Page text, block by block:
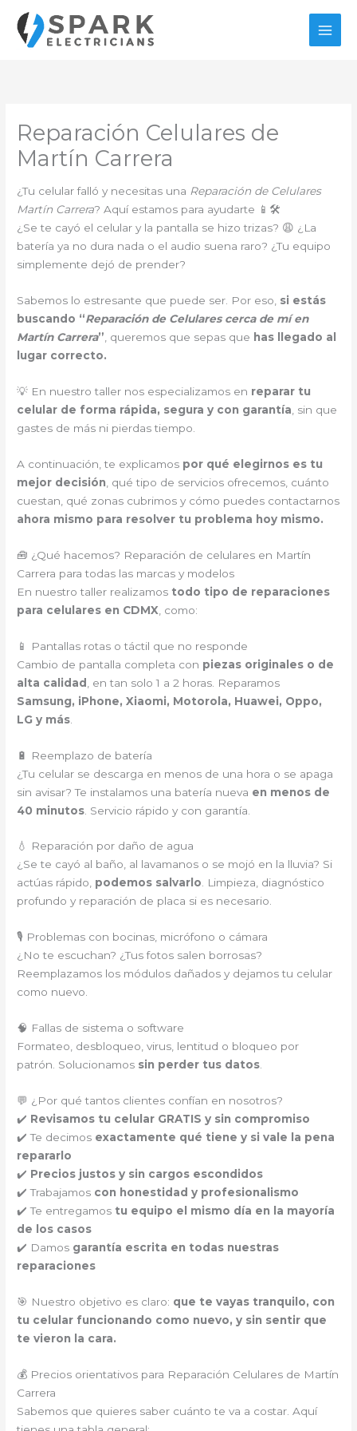
contenido
Reparación Celulares de
Martín Carrera
¿Tu celular falló y necesitas una Reparación de Celulares
Martín Carrera? Aquí estamos para ayudarte 📱🛠️
¿Se te cayó el celular y la pantalla se hizo trizas? 😩 ¿La
batería ya no dura nada o el audio suena raro? ¿Tu equipo
simplemente dejó de prender?
Sabemos lo estresante que puede ser. Por eso, si estás
buscando “Reparación de Celulares cerca de mí en
Martín Carrera” , queremos que sepas que has llegado al
lugar correcto.
💡 En nuestro taller nos especializamos en reparar tu
celular de forma rápida, segura y con garantía , sin que
gastes de más ni pierdas tiempo.
A continuación, te explicamos por qué elegirnos es tu
mejor decisión , qué tipo de servicios ofrecemos, cuánto
cuestan, qué zonas cubrimos y cómo puedes contactarnos
ahora mismo para resolver tu problema hoy mismo.
🧰 ¿Qué hacemos? Reparación de celulares en Martín
Carrera para todas las marcas y modelos
En nuestro taller realizamos todo tipo de reparaciones
para celulares en CDMX , como:
📱 Pantallas rotas o táctil que no responde
Cambio de pantalla completa con piezas originales o de
alta calidad
, en tan solo 1 a 2 horas. Reparamos
Samsung, iPhone, Xiaomi, Motorola, Huawei, Oppo,
LG y más
🔋 Reemplazo de batería
¿Tu celular se descarga en menos de una hora o se apaga
sin avisar? Te instalamos una batería nueva en menos de
40 minutos . Servicio rápido y con garantía.
💧 Reparación por daño de agua
¿Se te cayó al baño, al lavamanos o se mojó en la lluvia? Si
actúas rápido, podemos salvarlo. Limpieza, diagnóstico
profundo y reparación de placa si es necesario.
🎙️ Problemas con bocinas, micrófono o cámara
¿No te escuchan? ¿Tus fotos salen borrosas?
Reemplazamos los módulos dañados y dejamos tu celular
como nuevo.
🧠 Fallas de sistema o software
Formateo, desbloqueo, virus, lentitud o bloqueo por
patrón. Solucionamos sin perder tus datos
💬 ¿Por qué tantos clientes confían en nosotros?
✔️ Revisamos tu celular GRATIS y sin compromiso
✔️ Te decimos exactamente qué tiene y si vale la pena
repararlo
✔️ Precios justos y sin cargos escondidos
✔️ Trabajamos con honestidad y profesionalismo
✔️ Te entregamos tu equipo el mismo día en la mayoría
de los casos
✔️ Damos garantía escrita en todas nuestras
reparaciones
🎯 Nuestro objetivo es claro: que te vayas tranquilo, con
tu celular funcionando como nuevo, y sin sentir que
te vieron la cara.
💰 Precios orientativos para Reparación Celulares de Martín
Carrera
Sabemos que quieres saber cuánto te va a costar. Aquí